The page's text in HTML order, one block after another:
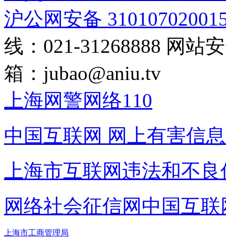
沪公网安备
线：021-31268888 网站
箱： jubao@aniu.tv
上海网警网络110
中国互联网 网上有害信
上海市互联网违法和不
网络社会征信网 中国互
上海市工商管理局